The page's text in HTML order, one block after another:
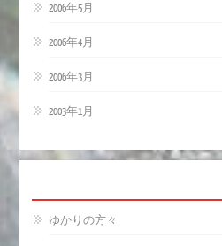
2006年5月
2006年4月
2006年3月
2003年1月
ゆかりの方々